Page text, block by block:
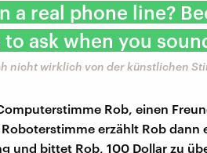
a real phone line?
ask when you
nicht wirklich von der künstlichen
Rob, einen
erzählt Rob dann
und bittet Rob, 100 Dollar zu